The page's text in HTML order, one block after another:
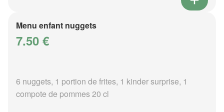
Menu enfant nuggets
7.50 €
6 nuggets, 1 portion de frites, 1 kinder surprise, 1
compote de pommes 20 cl